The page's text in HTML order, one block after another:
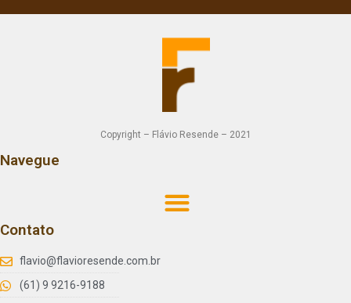
Copyright – Flávio Resende – 2021
Navegue
Contato
flavio@flavioresende.com.br
(61) 9 9216-9188